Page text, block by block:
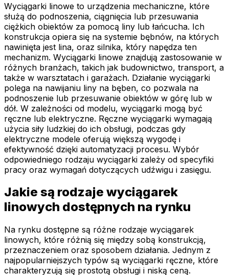
Wyciągarki linowe to urządzenia mechaniczne, które
służą do podnoszenia, ciągnięcia lub przesuwania
ciężkich obiektów za pomocą liny lub łańcucha. Ich
konstrukcja opiera się na systemie bębnów, na których
nawinięta jest lina, oraz silnika, który napędza ten
mechanizm. Wyciągarki linowe znajdują zastosowanie w
różnych branżach, takich jak budownictwo, transport, a
także w warsztatach i garażach. Działanie wyciągarki
polega na nawijaniu liny na bęben, co pozwala na
podnoszenie lub przesuwanie obiektów w górę lub w
dół. W zależności od modelu, wyciągarki mogą być
ręczne lub elektryczne. Ręczne wyciągarki wymagają
użycia siły ludzkiej do ich obsługi, podczas gdy
elektryczne modele oferują większą wygodę i
efektywność dzięki automatyzacji procesu. Wybór
odpowiedniego rodzaju wyciągarki zależy od specyfiki
pracy oraz wymagań dotyczących udźwigu i zasięgu.
Jakie są rodzaje wyciągarek
linowych dostępnych na rynku
Na rynku dostępne są różne rodzaje wyciągarek
linowych, które różnią się między sobą konstrukcją,
przeznaczeniem oraz sposobem działania. Jednym z
najpopularniejszych typów są wyciągarki ręczne, które
charakteryzują się prostotą obsługi i niską ceną.